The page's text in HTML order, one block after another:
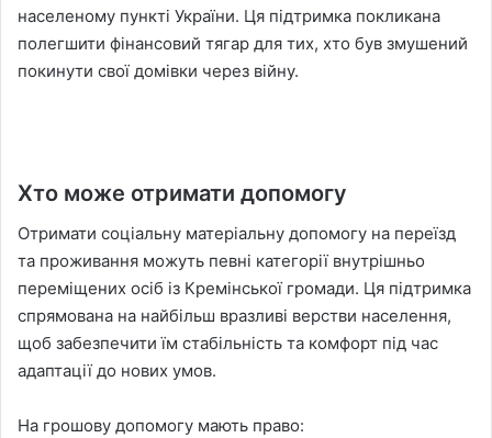
населеному пункті України. Ця підтримка покликана
полегшити фінансовий тягар для тих, хто був змушений
покинути свої домівки через війну.
Хто може отримати допомогу
Отримати соціальну матеріальну допомогу на переїзд
та проживання можуть певні категорії внутрішньо
переміщених осіб із Кремінської громади. Ця підтримка
спрямована на найбільш вразливі верстви населення,
щоб забезпечити їм стабільність та комфорт під час
адаптації до нових умов.
На грошову допомогу мають право: